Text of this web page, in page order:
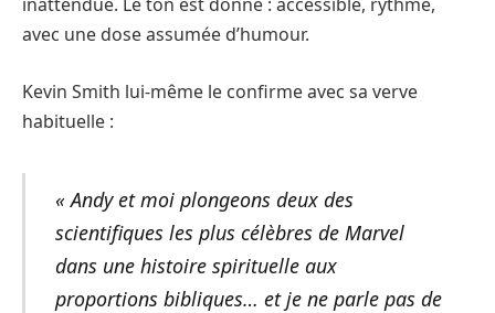
inattendue. Le ton est donné : accessible, rythmé,
avec une dose assumée d’humour.
Kevin Smith lui-même le confirme avec sa verve
habituelle :
« Andy et moi plongeons deux des
scientifiques les plus célèbres de Marvel
dans une histoire spirituelle aux
proportions bibliques… et je ne parle pas de